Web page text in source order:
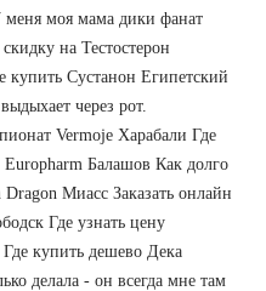
моя мама дики фанат
на Тестостерон
Сустанон Египетский
через рот.
Vermoje Харабали Где
Балашов Как долго
Миасс Заказать онлайн
Где узнать цену
купить дешево Дека
делала - он всегда мне там